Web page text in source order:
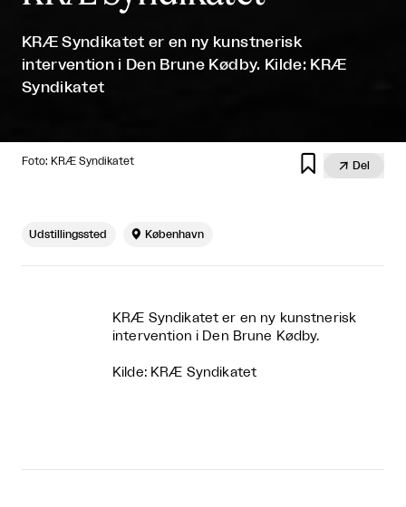
KRÆ Syndikatet er en ny kunstnerisk
intervention i Den Brune Kødby. Kilde: KRÆ
Syndikatet
Foto: KRÆ Syndikatet   Del
Udstillingssted  København
KRÆ Syndikatet er en ny kunstnerisk
intervention i Den Brune Kødby.
Kilde: KRÆ Syndikatet